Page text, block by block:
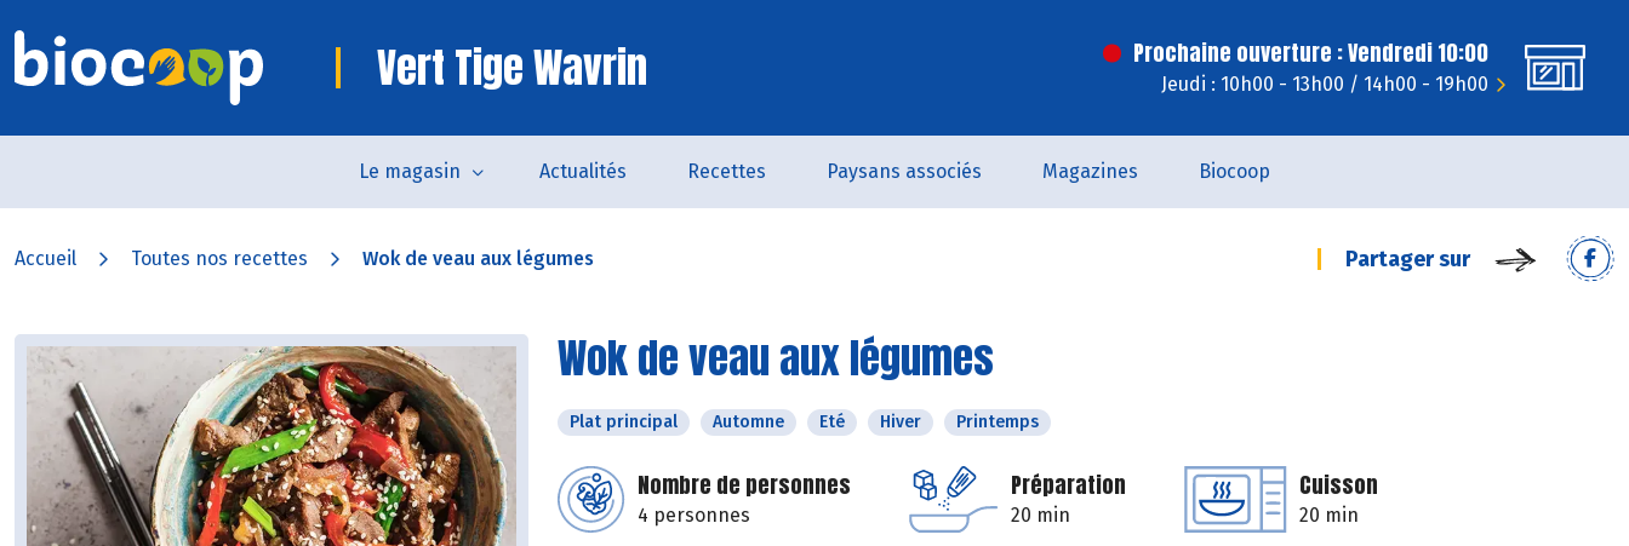
Vert Tige Wavrin Prochaine ouverture : Vendredi 10:00
Jeudi : 10h00 - 13h00 / 14h00 - 19h00
Le magasin Actualités Recettes Paysans associés Magazines Biocoop
Accueil Toutes nos recettes Wok de veau aux légumes Partager sur
Wok de veau aux légumes
Plat principal Automne Eté Hiver Printemps
Nombre de personnes
4 personnes
Préparation
20 min
Cuisson
20 min